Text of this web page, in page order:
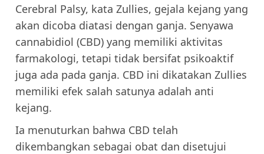
Cerebral Palsy, kata Zullies, gejala kejang yang
akan dicoba diatasi dengan ganja. Senyawa
cannabidiol (CBD) yang memiliki aktivitas
farmakologi, tetapi tidak bersifat psikoaktif
juga ada pada ganja. CBD ini dikatakan Zullies
memiliki efek salah satunya adalah anti
kejang.
Ia menuturkan bahwa CBD telah
dikembangkan sebagai obat dan disetujui